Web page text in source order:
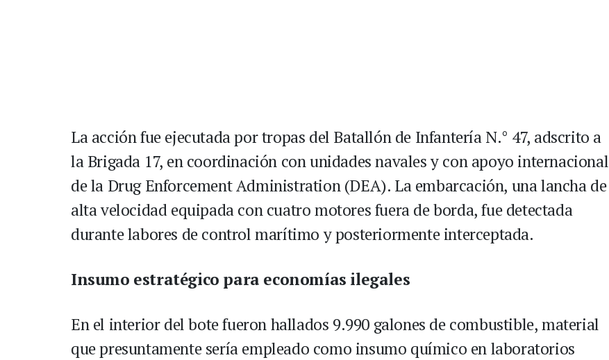
La acción fue ejecutada por tropas del Batallón de Infantería N.° 47, adscrito a
la Brigada 17, en coordinación con unidades navales y con apoyo internacional
de la Drug Enforcement Administration (DEA). La embarcación, una lancha de
alta velocidad equipada con cuatro motores fuera de borda, fue detectada
durante labores de control marítimo y posteriormente interceptada.
Insumo estratégico para economías ilegales
En el interior del bote fueron hallados 9.990 galones de combustible, material
que presuntamente sería empleado como insumo químico en laboratorios